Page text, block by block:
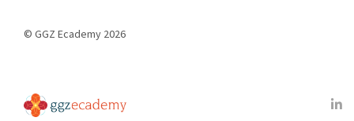
© GGZ Ecademy 2026